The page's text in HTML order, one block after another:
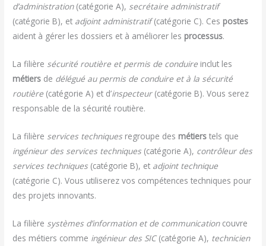
d’administration(catégorie A), secrétaire administratif
(catégorie B), et adjoint administratif(catégorie C). Ces postes
aident à gérer les dossiers et à améliorer les processus.
La filière sécurité routière et permis de conduire inclut les
métiers de délégué au permis de conduire et à la sécurité
routière (catégorie A) et d’inspecteur(catégorie B). Vous serez
responsable de la sécurité routière.
La filière services techniquesregroupe des métiers tels que
ingénieur des services techniques(catégorie A), contrôleur des
services techniques(catégorie B), et adjoint technique
(catégorie C). Vous utiliserez vos compétences techniques pour
des projets innovants.
La filière systèmes d’information et de communicationcouvre
des métiers comme ingénieur des SIC(catégorie A), technicien